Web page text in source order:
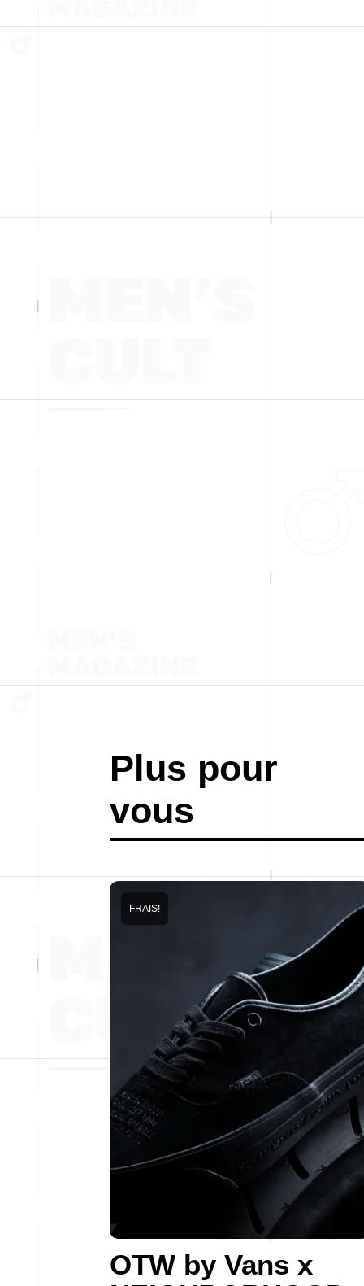
Plus pour
vous
OTW by Vans x
FRAIS!